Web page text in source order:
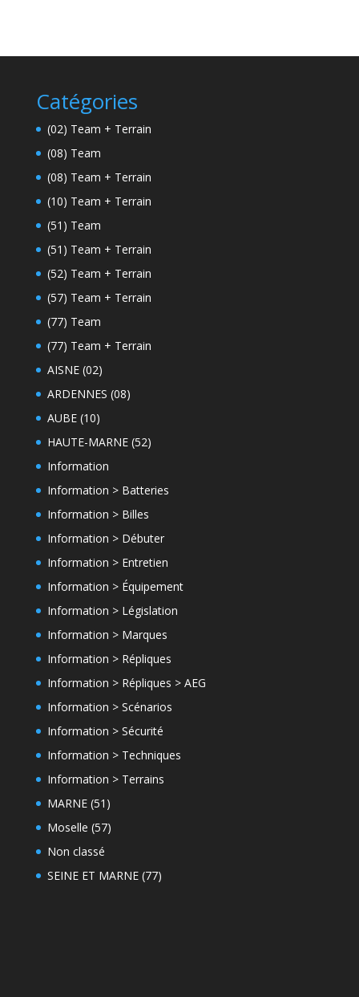
Catégories
(02) Team + Terrain
(08) Team
(08) Team + Terrain
(10) Team + Terrain
(51) Team
(51) Team + Terrain
(52) Team + Terrain
(57) Team + Terrain
(77) Team
(77) Team + Terrain
AISNE (02)
ARDENNES (08)
AUBE (10)
HAUTE-MARNE (52)
Information
Information > Batteries
Information > Billes
Information > Débuter
Information > Entretien
Information > Équipement
Information > Législation
Information > Marques
Information > Répliques
Information > Répliques > AEG
Information > Scénarios
Information > Sécurité
Information > Techniques
Information > Terrains
MARNE (51)
Moselle (57)
Non classé
SEINE ET MARNE (77)